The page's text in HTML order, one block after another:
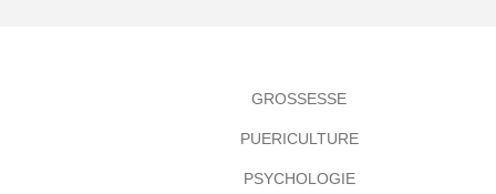
GROSSESSE
PUERICULTURE
PSYCHOLOGIE